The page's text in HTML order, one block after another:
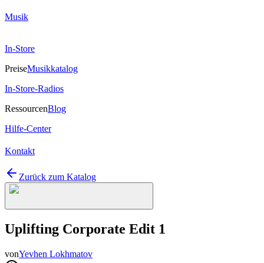
Musik
In-Store
PreiseMusikkatalog
In-Store-Radios
RessourcenBlog
Hilfe-Center
Kontakt
Zurück zum Katalog
Uplifting Corporate Edit 1
vonYevhen Lokhmatov